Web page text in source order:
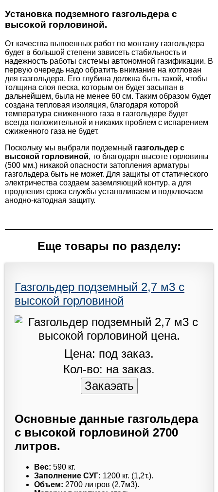
Установка подземного газгольдера с
высокой горловиной.
От качества выпоенных работ по монтажу газгольдера
будет в большой степени зависеть стабильность и
надежность работы системы автономной газификации. В
первую очередь надо обратить внимание на котлован
для газгольдера. Его глубина должна быть такой, чтобы
толщина слоя песка, которым он будет засыпан в
дальнейшем, была не менее 60 см. Таким образом будет
создана тепловая изоляция, благодаря которой
температура сжиженного газа в газгольдере будет
всегда положительной и никаких проблем с испарением
сжиженного газа не будет.
Поскольку мы выбрали подземный газгольдер с
высокой горловиной, то благодаря высоте горловины
(500 мм.) никакой опасности затопления арматуры
газгольдера быть не может. Для защиты от статического
электричества создаем заземляющий контур, а для
продления срока службы устанвливаем и подключаем
анодно-катодная защиту.
Еще товары по разделу:
Газгольдер подземный 2,7 м3 с
высокой горловиной
Цена: под заказ.
Кол-во: на заказ.
Основные данные газгольдера
с высокой горловиной 2700
литров.
Вес: 590 кг.
Заполнение СУГ: 1200 кг. (1,2т.).
Объем: 2700 литров (2,7м3).